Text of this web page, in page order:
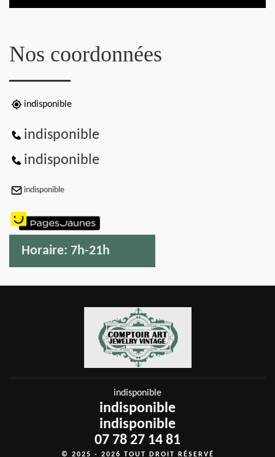
Nos coordonnées
indisponible
indisponible
indisponible
indisponible
Horaire: 7h-21h
indisponible
indisponible
indisponible
07 78 27 14 81
© 2025 - 2026 TOUT DROIT RÉSERVÉ